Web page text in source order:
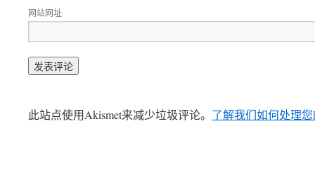
网站网址
此站点使用Akismet来减少垃圾评论。 了解我们如何处理